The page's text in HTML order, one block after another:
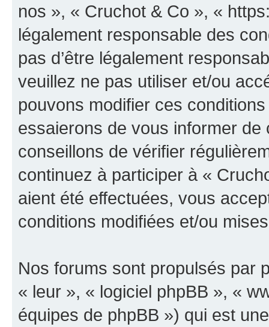
nos », « Cruchot & Co », «
légalement responsable des
pas d’être légalement
veuillez ne pas utiliser et/ou
pouvons modifier ces
essaierons de vous informer
conseillons de vérifier
continuez à participer à «
aient été effectuées, vous
conditions modifiées et/ou
Nos forums sont propulsés par
« leur », « logiciel phpBB », «
équipes de phpBB ») qui est